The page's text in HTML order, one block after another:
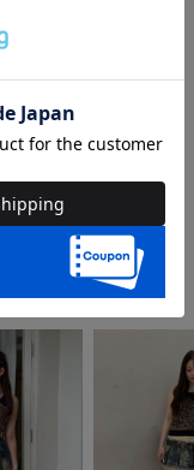
ーキャミアンサンブ
Instagram Post